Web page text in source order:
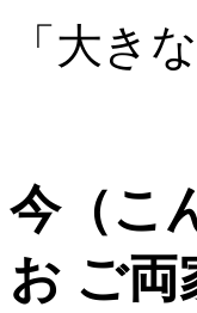
「大き
今（こ
お ご両